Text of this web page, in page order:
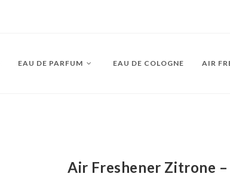
EAU DE PARFUM EAU DE COLOGNE AIR
Air Freshener Zitrone